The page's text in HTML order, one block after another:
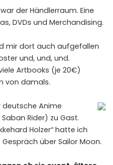
der Händlerraum. Eine
DVDs und Merchandising.
mir dort auch aufgefallen
und, und, und.
Artbooks (je 20€)
von damals.
deutsche Anime
Rider) zu Gast.
Holzer“ hatte ich
über Sailor Moon.